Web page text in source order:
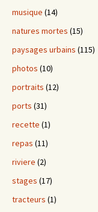
musique (14)
natures mortes (15)
paysages urbains (115)
photos (10)
portraits (12)
ports (31)
recette (1)
repas (11)
riviere (2)
stages (17)
tracteurs (1)